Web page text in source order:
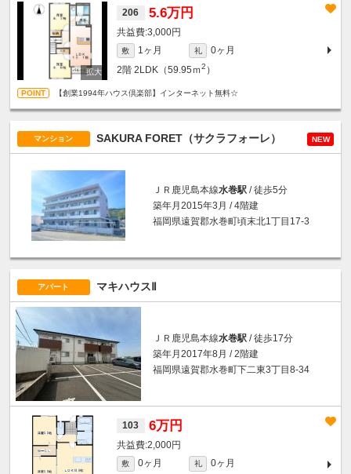
206 5.6万円
3,000円
敷 1ヶ月 礼
0ヶ月
2階 2LDK（59.95ｍ2 ）
【創業1994年ハウス倶楽部】インターネット無料☆
マンション SAKURA FORET（サクラフォーレ） NEW
ＪＲ鹿児島本線水巻駅 / 徒歩5分
築年月2015年3月 / 4階建
福岡県遠賀郡水巻町頃末北1丁目17-3
アパート マキハウスⅡ
ＪＲ鹿児島本線水巻駅 / 徒歩17分
築年月2017年8月 / 2階建
福岡県遠賀郡水巻町下二東3丁目8-34
103 6万円
2,000円
敷 0ヶ月 礼
0ヶ月